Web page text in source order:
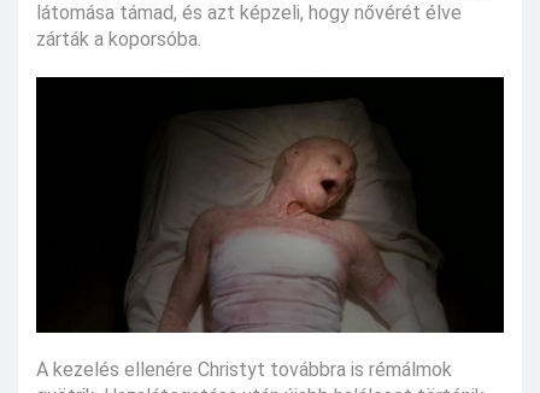
látomása támad, és azt képzeli, hogy nővérét élve
zárták a koporsóba.
A kezelés ellenére Christyt továbbra is rémálmok